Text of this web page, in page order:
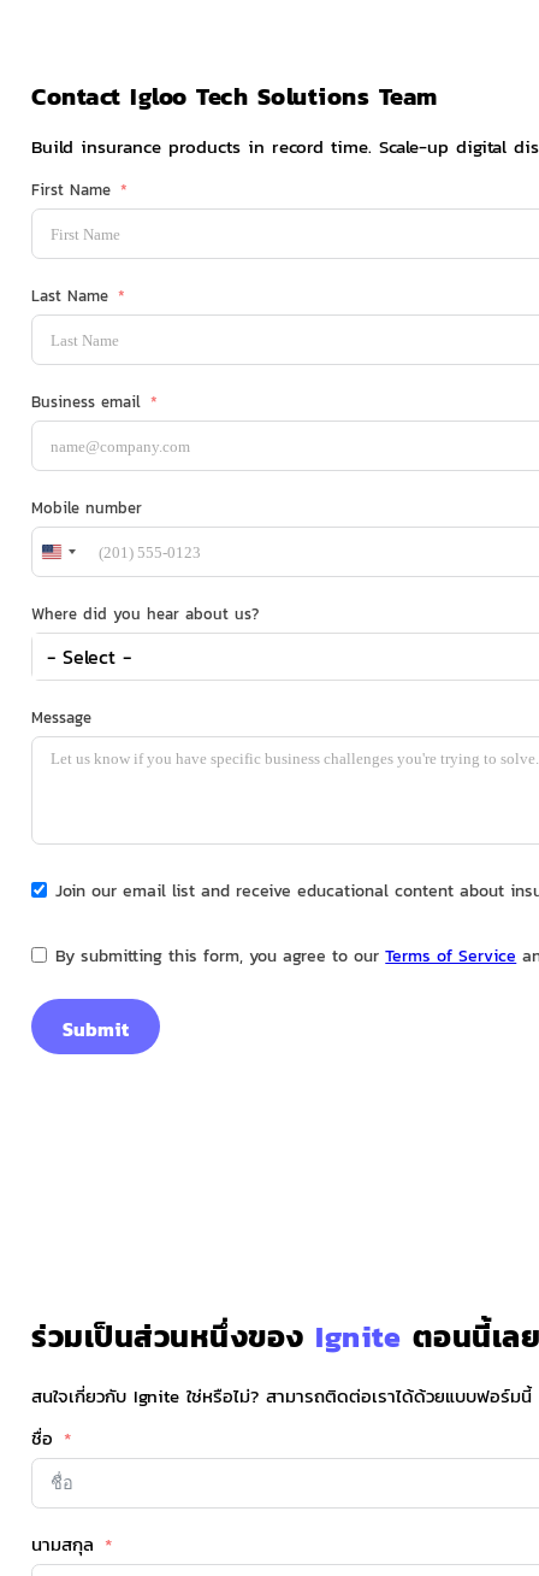
Contact Igloo Tech Solutions Team
Build insurance products in record time. Scale-up digital
First Name
Last Name
Business email
Mobile number
United
States
+1
Where did you hear about us?
- Select -
Message
Join our email list and receive educational content about
By submitting this form, you agree to ourTerms of Service
Submit
ร่วมเป็นส่วนหนึ่งของ Ignite ตอนนี้เล
สนใจเกี่ยวกับ Ignite ใช่หรือไม่? สามารถติดต่อเราได้ด้วยแบบฟอร์มนี้
ชื่อ
นามสกุล